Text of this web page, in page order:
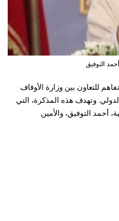
التوفيق
للتعاون بين وزارة الأوقاف
وتهدف هذه المذكرة، التي
أحمد التوفيق، والأمين